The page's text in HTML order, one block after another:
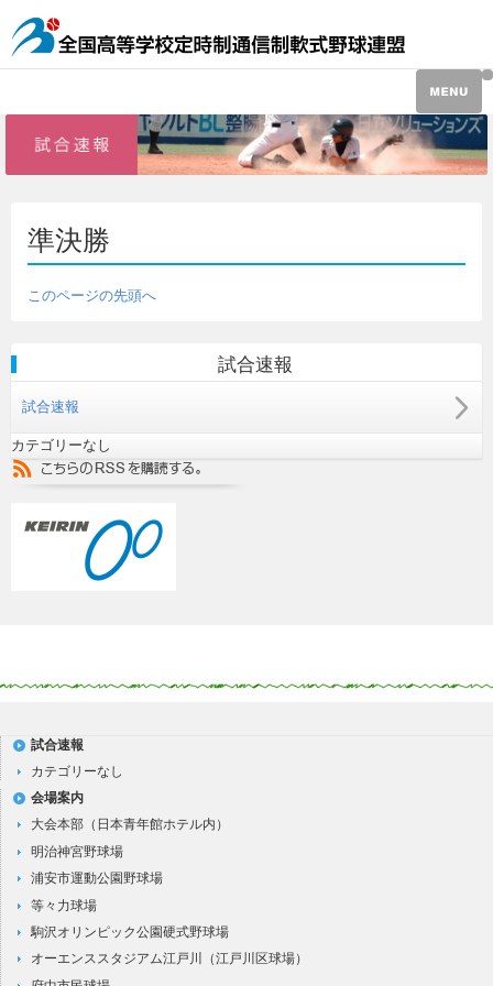
準決勝
このページの先頭へ
試合速報
試合速報
カテゴリーなし
試合速報
カテゴリーなし
会場案内
大会本部（日本青年館ホテル内）
明治神宮野球場
浦安市運動公園野球場
等々力球場
駒沢オリンピック公園硬式野球場
オーエンススタジアム江戸川（江戸川区球場）